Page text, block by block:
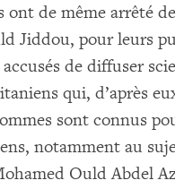
ont de même arrêté
Jiddou, pour leurs
de diffuser
qui, d’après
sont connus
notamment au
Ould Abdel